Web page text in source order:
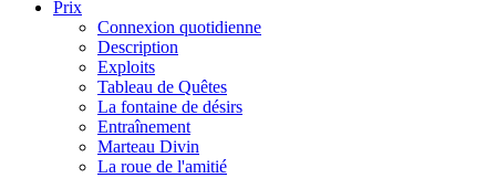
Prix
Connexion quotidienne
Description
Exploits
Tableau de Quêtes
La fontaine de désirs
Entraînement
Marteau Divin
La roue de l'amitié